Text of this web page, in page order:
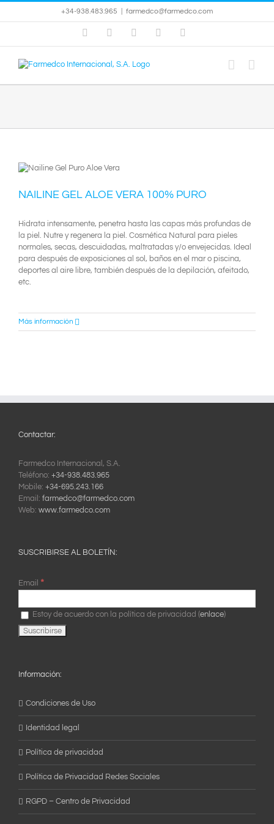
+34-938.483.965 farmedco@farmedco.com
InstagramFacebook YouTube
NAILINE GEL ALOE VERA 100% PURO
Hidrata intensamente, penetra hasta las capas más profundas de
la piel. Nutre y regenera la piel. Cosmética Natural para pieles
normales, secas, descuidadas, maltratadas y/o envejecidas. Ideal
para después de exposiciones al sol, baños en el mar o piscina,
deportes al aire libre, también después de la depilación, afeitado,
etc.
Más información
Contactar:
Farmedco Internacional, S.A.
Teléfono: +34-938.483.965
Mobile: +34-695.243.166
Email: farmedco@farmedco.com
Web: www.farmedco.com
SUSCRIBIRSE AL BOLETÍN:
Email *
Estoy de acuerdo con la política de privacidad (enlace)
Información:
Condiciones de Uso
Identidad legal
Política de privacidad
Política de Privacidad Redes Sociales
RGPD – Centro de Privacidad